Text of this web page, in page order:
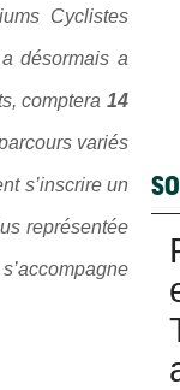
Cyclistes
désormais a
comptera14
variés
s’inscrire un
représentée